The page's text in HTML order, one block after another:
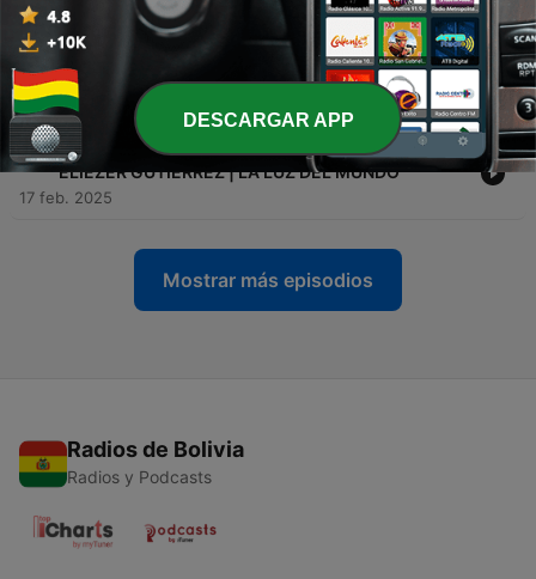
19 feb. 2025
26
T3.EP.#5 | EL AFAN POR LO MATERIAL | P.E
ROGELIO ROJAS | LA LUZ DEL MUNDO
18 feb. 2025
25 - T3.EP.#4 | EL DON DEL ESPIRITU SANTO | P.E
ELIEZER GUTIERREZ | LA LUZ DEL MUNDO
17 feb. 2025
Mostrar más episodios
Radios de Bolivia
Radios y Podcasts
DESCARGAR APP